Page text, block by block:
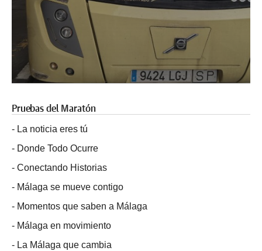
Pruebas del Maratón
- La noticia eres tú
- Donde Todo Ocurre
- Conectando Historias
- Málaga se mueve contigo
- Momentos que saben a Málaga
- Málaga en movimiento
- La Málaga que cambia